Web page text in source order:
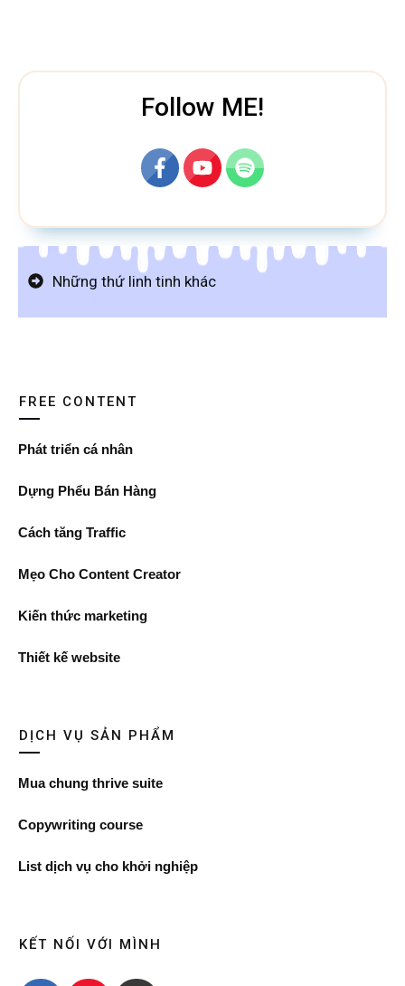
Follow ME!
Những thứ linh tinh khác
FREE CONTENT
Phát triển cá nhân
Dựng Phểu Bán Hàng
Cách tăng Traffic
Mẹo Cho Content Creator
Kiến thức marketing
Thiết kế website
DỊCH VỤ SẢN PHẨM
Mua chung thrive suite
Copywriting course
List dịch vụ cho khởi nghiệp
KẾT NỐI VỚI MÌNH